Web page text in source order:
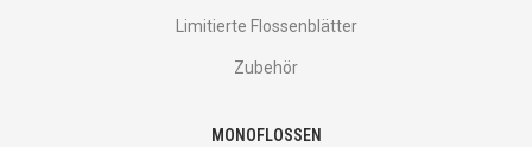
Limitierte Flossenblätter
Zubehör
MONOFLOSSEN